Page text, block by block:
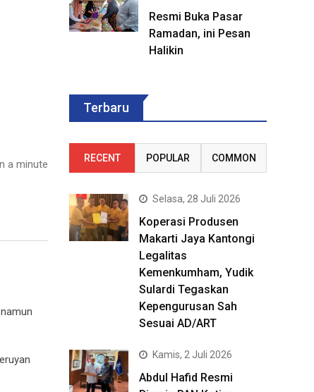
a minute
Resmi Buka Pasar
Ramadan, ini Pesan
Halikin
Terbaru
RECENT POPULAR COMMON
Selasa, 28 Juli 2026
Koperasi Produsen
Makarti Jaya Kantongi
Legalitas
Kemenkumham, Yudik
Sulardi Tegaskan
Kepengurusan Sah
Sesuai AD/ART
Kamis, 2 Juli 2026
Abdul Hafid Resmi